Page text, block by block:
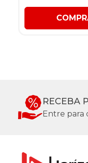
RECEBA
Entre para